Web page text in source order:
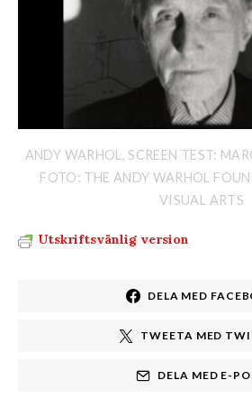
ANDY WARHOL, SCREEN TEST:
FOTO: THE ANDY WARHOL
VISUAL ARTS
Utskriftsvänlig version
DELA MED
TWEETA MED
DELA MED E-